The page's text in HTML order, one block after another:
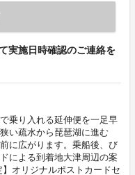
実施日時確認のご連絡を
乗り入れる延伸便を一足早
い疏水から琵琶湖に進む
に広がります。乗船後、び
による到着地大津周辺の案
オリジナルポストカードセ